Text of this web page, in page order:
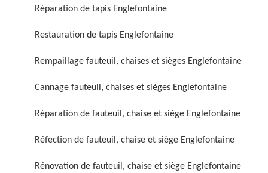
chaise et siège 59
chaise et siège 59
Rénovation de fauteuil,
Nettoyage de fauteuil,
Réparation de tapis Englefontaine
Restauration de tapis Englefontaine
Rempaillage fauteuil, chaises et sièges Englefontaine
Cannage fauteuil, chaises et sièges Englefontaine
Réparation de fauteuil, chaise et siège Englefontaine
Réfection de fauteuil, chaise et siège Englefontaine
Rénovation de fauteuil, chaise et siège Englefontaine